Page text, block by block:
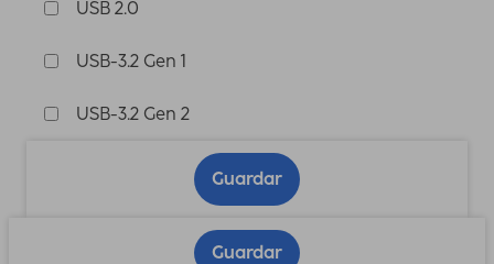
USB 2.0
USB-3.2 Gen 1
USB-3.2 Gen 2
Guardar
Guardar